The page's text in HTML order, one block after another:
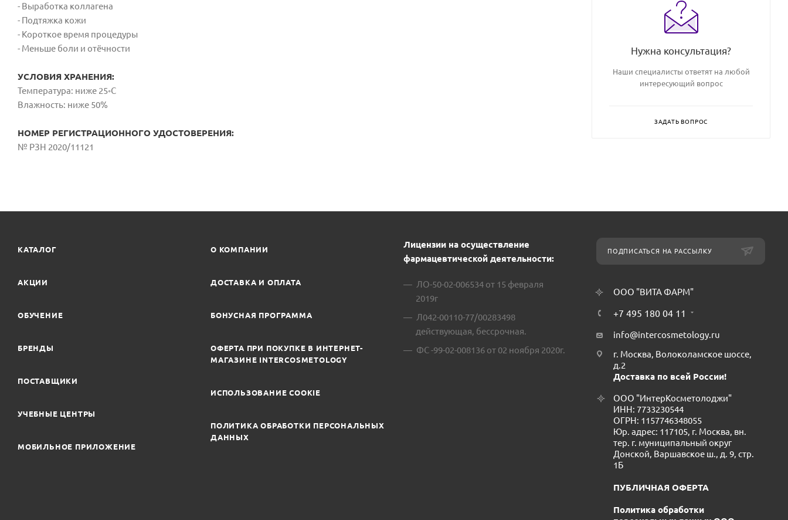
- Выработка коллагена
- Подтяжка кожи
- Короткое время процедуры
- Меньше боли и отёчности
УСЛОВИЯ ХРАНЕНИЯ:
Температура: ниже 25◦С
Влажность: ниже 50%
НОМЕР РЕГИСТРАЦИОННОГО УДОСТОВЕРЕНИЯ:
№ РЗН 2020/11121
Нужна консультация?
Наши специалисты ответят на любой
интересующий вопрос
ЗАДАТЬ ВОПРОС
КАТАЛОГ
АКЦИИ
ОБУЧЕНИЕ
БРЕНДЫ
ПОСТАВЩИКИ
УЧЕБНЫЕ ЦЕНТРЫ
МОБИЛЬНОЕ ПРИЛОЖЕНИЕ
О КОМПАНИИ
ДОСТАВКА И ОПЛАТА
БОНУСНАЯ ПРОГРАММА
ОФЕРТА ПРИ ПОКУПКЕ В ИНТЕРНЕТ-
МАГАЗИНЕ INTERCOSMETOLOGY
ИСПОЛЬЗОВАНИЕ COOKIE
ПОЛИТИКА ОБРАБОТКИ ПЕРСОНАЛЬНЫХ
ДАННЫХ
Лицензии на осуществление
фармацевтической деятельности:
ЛО-50-02-006534 от 15 февраля
2019г
Л042-00110-77/00283498
действующая, бессрочная.
ФС -99-02-008136 от 02 ноября 2020г.
ПОДПИСАТЬСЯ НА РАССЫЛКУ
ООО "ВИТА ФАРМ"
+7 495 180 04 11
info@intercosmetology.ru
г. Москва, Волоколамское шоссе,
д.2
Доставка по всей России!
ООО "ИнтерКосметолоджи"
ИНН: 7733230544
ОГРН: 1157746348055
Юр. адрес: 117105, г. Москва, вн.
тер. г. муниципальный округ
Донской, Варшавское ш., д. 9, стр.
1Б
ПУБЛИЧНАЯ ОФЕРТА
Политика обработки